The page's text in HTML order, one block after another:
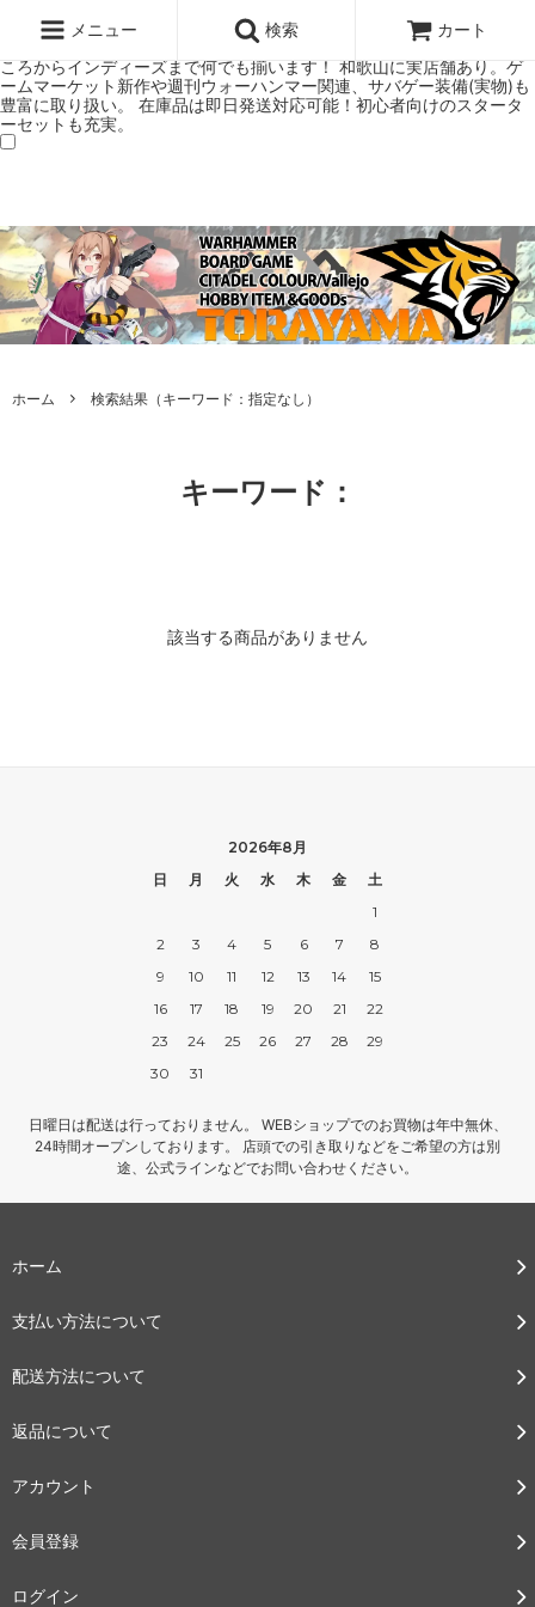
ミアムショップTORAYAMA。通販・オンラインショップです！ ウォー
ハンマーとボードゲームのことなら当店へ！ボードゲームもメジャーど
ころからインディーズまで何でも揃います！ 和歌山に実店舗あり。ゲ
ームマーケット新作や週刊ウォーハンマー関連、サバゲー装備(実物)も
豊富に取り扱い。 在庫品は即日発送対応可能！初心者向けのスタータ
ーセットも充実。
メニュー 検索 カート
ホーム 検索結果（キーワード：指定なし）
キーワード：
該当する商品がありません
2026年8月
日
月 火 水 木 金
土
1
2
3 4 5 6 7
8
9
10 11 12 13 14
15
16
17 18 19 20 21
22
23
24 25 26 27 28
29
30
31
日曜日は配送は行っておりません。 WEBショップでのお買物は年中無休、
24時間オープンしております。 店頭での引き取りなどをご希望の方は別
途、公式ラインなどでお問い合わせください。
ホーム
支払い方法について
配送方法について
返品について
アカウント
会員登録
ログイン